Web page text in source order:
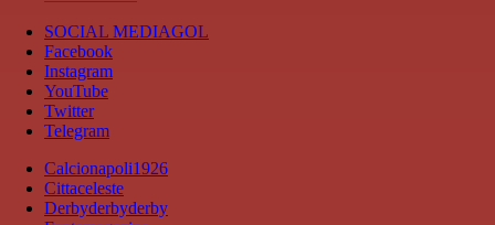
SOCIAL MEDIAGOL
Facebook
Instagram
YouTube
Twitter
Telegram
Calcionapoli1926
Cittaceleste
Derbyderbyderby